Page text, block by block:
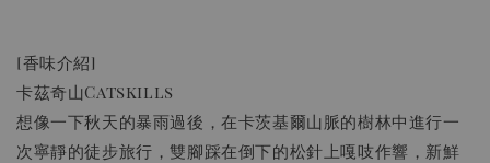
[香味介紹]
卡茲奇山Catskills
想像一下秋天的暴雨過後，在卡茨基爾山脈的樹林中進行一
次寧靜的徒步旅行，雙腳踩在倒下的松針上嘎吱作響，新鮮